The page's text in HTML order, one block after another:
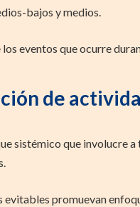
bajos y medios.
eventos que ocurre
de
sistémico que involucre
promuevan